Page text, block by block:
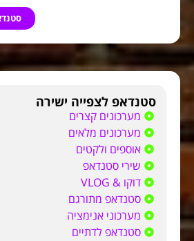
סטנדאפ לצפייה ישירה
מערכונים קצרים
מערכונים מלאים
אוספים ולקטים
שירי סטנדאפ
דוקו & VLOG
סטנדאפ מתורגם
מערכוני אנימציה
סטנדאפ לדתיים